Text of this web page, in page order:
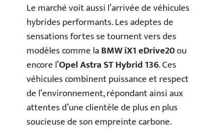
Le marché voit aussi l’arrivée de véhicules
hybrides performants. Les adeptes de
sensations fortes se tournent vers des
modèles comme laBMW iX1 eDrive20ou
encore l’Opel Astra ST Hybrid 136. Ces
véhicules combinent puissance et respect
de l’environnement, répondant ainsi aux
attentes d’une clientèle de plus en plus
soucieuse de son empreinte carbone.